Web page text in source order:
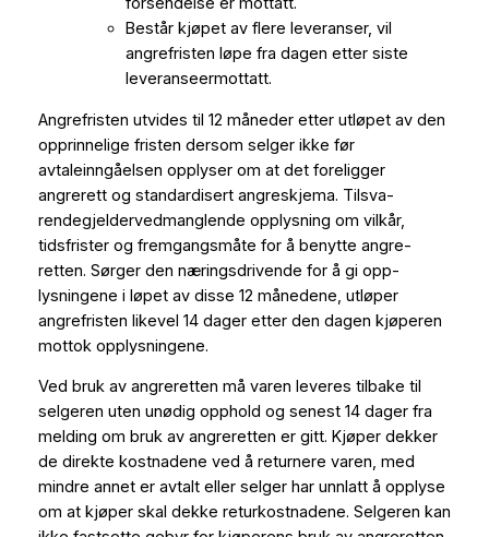
Består kjøpet av flere leveranser, vil
angrefristen løpe fra dagen etter siste
leveranseermottatt.
Angrefristen utvides til 12 måneder etter utløpet av den
opprinnelige fristen dersom selger ikke før
avtaleinngåelsen opplyser om at det foreligger
angrerett og standardisert angreskjema. Tilsva-
rendegjeldervedmanglende opplysning om vilkår,
tidsfrister og fremgangsmåte for å benytte angre-
retten. Sørger den næringsdrivende for å gi opp-
lysningene i løpet av disse 12 månedene, utløper
angrefristen likevel 14 dager etter den dagen kjøperen
mottok opplysningene.
Ved bruk av angreretten må varen leveres tilbake til
selgeren uten unødig opphold og senest 14 dager fra
melding om bruk av angreretten er gitt. Kjøper dekker
de direkte kostnadene ved å returnere varen, med
mindre annet er avtalt eller selger har unnlatt å opplyse
om at kjøper skal dekke returkostnadene. Selgeren kan